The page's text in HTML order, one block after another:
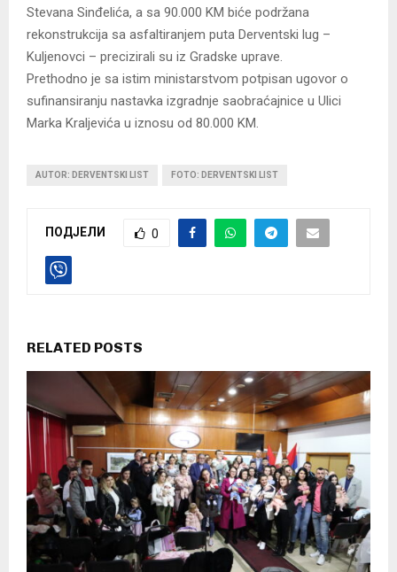
Stevana Sinđelića, a sa 90.000 KM biće podržana
rekonstrukcija sa asfaltiranjem puta Derventski lug –
Kuljenovci – precizirali su iz Gradske uprave.
Prethodno je sa istim ministarstvom potpisan ugovor o
sufinansiranju nastavka izgradnje saobraćajnice u Ulici
Marka Kraljevića u iznosu od 80.000 KM.
AUTOR: DERVENTSKI LIST FOTO: DERVENTSKI LIST
ПОДЈЕЛИ 0
RELATED POSTS